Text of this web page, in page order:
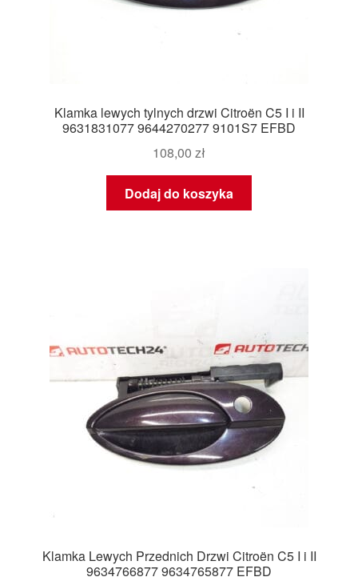
Klamka lewych tylnych drzwi Citroën C5 I i II
9631831077 9644270277 9101S7 EFBD
108,00 zł
Dodaj do koszyka
Klamka Lewych Przednich Drzwi Citroën C5 I i II
9634766877 9634765877 EFBD